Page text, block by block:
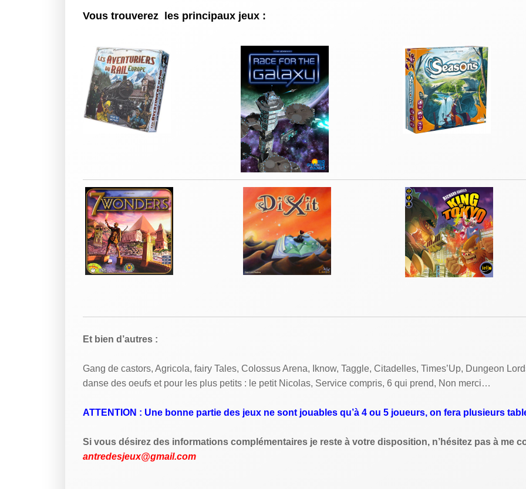
Vous trouverez les principaux jeux :
Et bien d’autres :
Gang de castors, Agricola, fairy Tales, Colossus Arena, Iknow, Taggle, Citadelles, Times’Up, Dungeon
danse des oeufs et pour les plus petits : le petit Nicolas, Service compris, 6 qui prend, Non merci…
ATTENTION : Une bonne partie des jeux ne sont jouables qu’à 4 ou 5 joueurs, on fera plusieurs
Si vous désirez des informations complémentaires je reste à votre disposition, n’hésitez pas à me
antredesjeux@gmail.com